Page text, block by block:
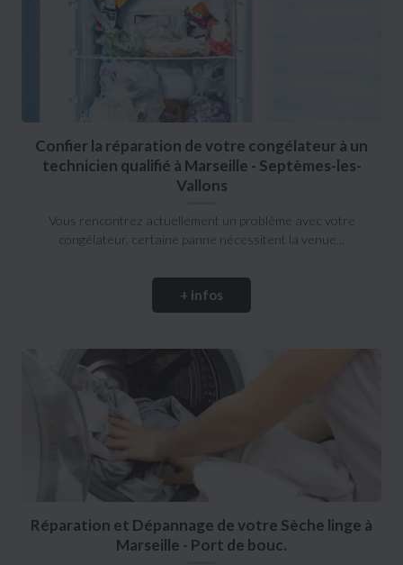
Confier la réparation de votre congélateur à un
technicien qualifié à Marseille - Septèmes-les-
Vallons
Vous rencontrez actuellement un problème avec votre
congélateur, certaine panne nécessitent la venue...
+ infos
Réparation et Dépannage de votre Sèche linge à
Marseille - Port de bouc.